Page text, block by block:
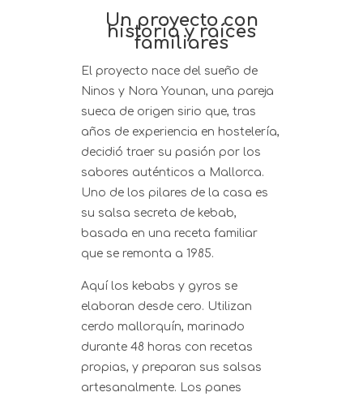
Un proyecto con
historia y raíces
familiares
El proyecto nace del sueño de
Ninos y Nora Younan, una pareja
sueca de origen sirio que, tras
años de experiencia en hostelería,
decidió traer su pasión por los
sabores auténticos a Mallorca.
Uno de los pilares de la casa es
su salsa secreta de kebab,
basada en una receta familiar
que se remonta a 1985.
Aquí los kebabs y gyros se
elaboran desde cero. Utilizan
cerdo mallorquín, marinado
durante 48 horas con recetas
propias, y preparan sus salsas
artesanalmente. Los panes